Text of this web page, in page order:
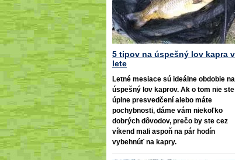
5 tipov na úspešný lov kapra v
lete
Letné mesiace sú ideálne obdobie na
úspešný lov kaprov. Ak o tom nie ste
úplne presvedčení alebo máte
pochybnosti, dáme vám niekoľko
dobrých dôvodov, prečo by ste cez
víkend mali aspoň na pár hodín
vybehnúť na kapry.